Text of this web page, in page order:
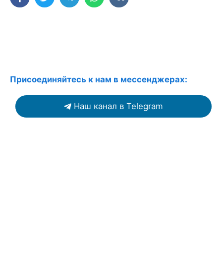
Присоединяйтесь к нам в мессенджерах:
Наш канал в Telegram